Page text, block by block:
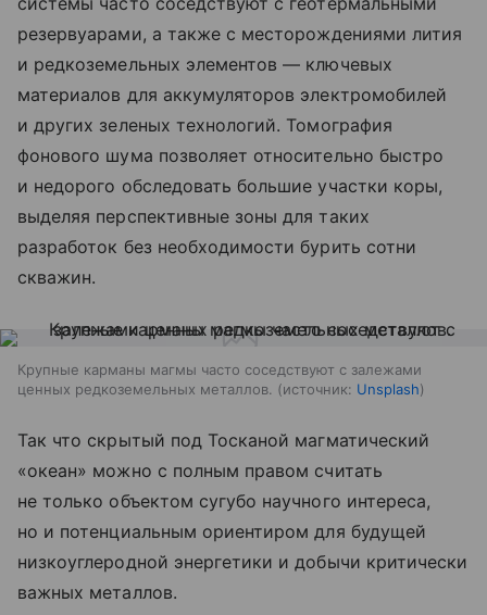
резервуарами, а также с месторождениями лития
и редкоземельных элементов — ключевых
материалов для аккумуляторов электромобилей
и других зеленых технологий. Томография
фонового шума позволяет относительно быстро
и недорого обследовать большие участки коры,
выделяя перспективные зоны для таких
разработок без необходимости бурить сотни
скважин.
Крупные карманы магмы часто соседствуют с залежами
ценных редкоземельных металлов.
источник: Unsplash
Так что скрытый под Тосканой магматический
«океан» можно с полным правом считать
не только объектом сугубо научного интереса,
но и потенциальным ориентиром для будущей
низкоуглеродной энергетики и добычи критически
важных металлов.